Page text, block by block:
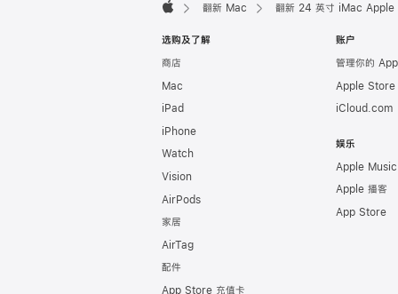
翻新 Mac 翻新 24 英寸 iMac Apple
选购及了解
商店
Mac
iPad
iPhone
Watch
Vision
AirPods
家居
AirTag
配件
App Store 充值卡
账户
管理你的
Apple Store
iCloud.com
娱乐
Apple Music
Apple 播客
App Store